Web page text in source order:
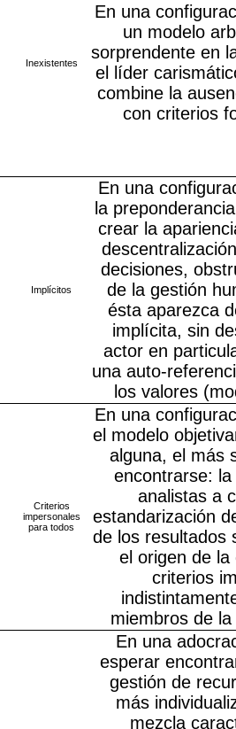
Inexistentes
En una
un modelo
sorprendente en
el líder
combine la
con criterios
Implícitos
En una
la
crear la
decisiones,
de la gestión
ésta aparezca
implícita, sin
actor en
una auto-
los valores
Criterios
impersonales
para todos
En una
el modelo
alguna, el más
encontrarse:
analistas a
estandarización
de los resultados
el origen de la
criterios
miembros de
En una
esperar
gestión de
más
mezcla